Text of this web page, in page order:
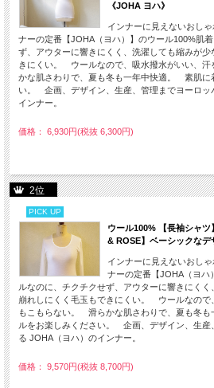
《JOHA ヨハ》
インナーに見えないおし
ナーの定番【JOHA（ヨハ）】のウール100%肌
ず、アウターに響きにくく、洗濯しても縮みが
きにくい。 ウールなので、吸水撥水がいい、
かな肌さわりで、夏も冬も一年中快適。 素肌に
い。 企画、デザイン、生産、管理までヨーロッ
インナー。
価格： 6,930円(税抜 6,300円)
2位
PICK UP
ウール100% 【長袖シャ
& ROSE】ベーシックなデ
インナーに見えないおし
ナーの定番【JOHA（ヨハ
ルなのに、チクチクせず、アウターに響きにく
崩れしにくく毛玉もできにくい。 ウールなので
もこもらない。 滑らかな肌さわりで、夏も冬
ルをお楽しみください。 企画、デザイン、生産
る JOHA（ヨハ）のインナー。
価格： 9,570円(税抜 8,700円)